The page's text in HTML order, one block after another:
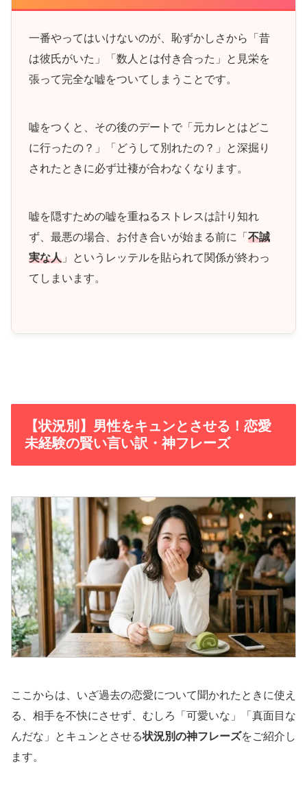
一番やってはいけないのが、恥ずかしさから「昔
は彼氏がいた」「数人とは付き合った」と見栄を
張って完全な嘘をついてしまうことです。
嘘をつくと、その後のデートで「元カレとはどこ
に行ったの？」「どうして別れたの？」と深掘り
されたときに必ず辻褄が合わなくなります。
嘘を隠すための嘘を重ねるストレスは計り知れ
ず、最悪の場合、お付き合いが始まる前に「 不誠
実な人 」というレッテルを貼られて関係が終わっ
てしまいます。
【状況別】男性をキュンとさせる！恋愛
未経験の賢い言い訳・神フレーズ
ここからは、いざ過去の恋愛について聞かれたときに使え
る、相手を不快にさせず、むしろ「可愛いな」「真面目な
んだな」とキュンとさせる状況別の神フレーズをご紹介し
ます。